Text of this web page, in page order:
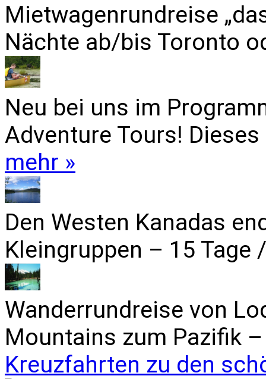
Mietwagenrundreise
Nächte ab/bis Toronto
Neu bei uns im
Adventure Tours!
mehr »
Den Westen Kanadas
Kleingruppen – 15 Tage
Wanderrundreise von
Mountains zum Pazifik
Kreuzfahrten zu den